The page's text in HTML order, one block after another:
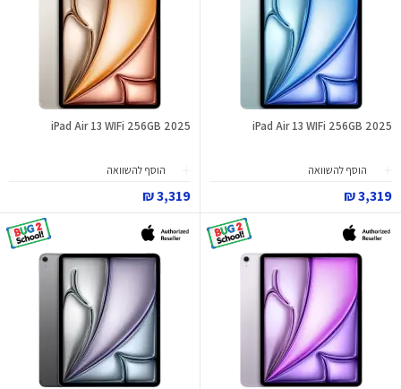
iPad Air 13 WIFi 256GB 2025
הוסף להשוואה
3,319 ₪
iPad Air 13 WIFi 256GB 2025
הוסף להשוואה
3,319 ₪